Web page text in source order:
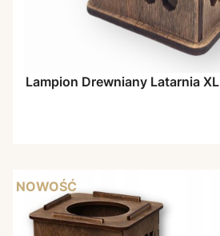
Lampion Drewniany Latarnia XL
NOWOŚĆ